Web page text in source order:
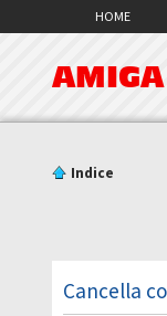
HOME
AMIGA
Indice
Cancella